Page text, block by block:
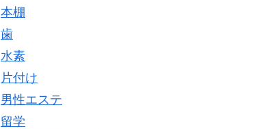
本棚
歯
水素
片付け
男性エステ
留学